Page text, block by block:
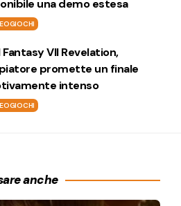
una demo estesa
Fantasy VII Revelation,
promette un finale
intenso
anche